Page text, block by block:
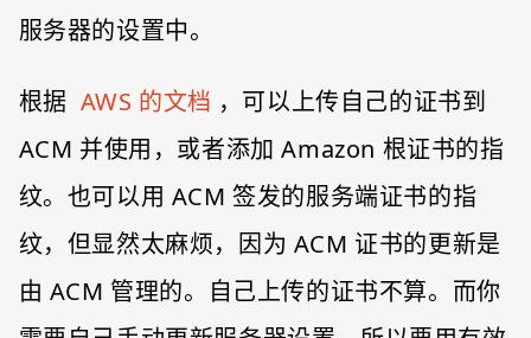
服务器的设置中。
根据 AWS 的文档 ，可以上传自己的证书到
ACM 并使用，或者添加 Amazon 根证书的指
纹。也可以用 ACM 签发的服务端证书的指
纹，但显然太麻烦，因为 ACM 证书的更新是
由 ACM 管理的。自己上传的证书不算。而你